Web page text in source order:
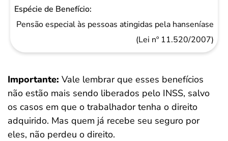
Pensão especial às pessoas atingidas pela hanseníase
(Lei nº 11.520/2007)
Importante: Vale lembrar que esses benefícios
não estão mais sendo liberados pelo INSS, salvo
os casos em que o trabalhador tenha o direito
adquirido. Mas quem já recebe seu seguro por
eles, não perdeu o direito.